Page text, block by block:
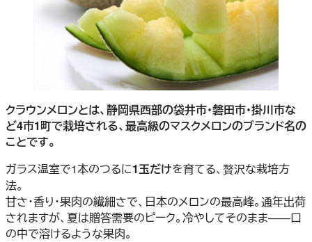
クラウンメロンとは、静岡県西部の袋井市・磐田市・掛川市な
ど4市1町で栽培される、最高級のマスクメロンのブランド名の
ことです。
ガラス温室で1本のつるに1玉だけを育てる、贅沢な栽培方
法。
甘さ・香り・果肉の繊細さで、日本のメロンの最高峰。通年出荷
されますが、夏は贈答需要のピーク。冷やしてそのまま——口
の中で溶けるような果肉。